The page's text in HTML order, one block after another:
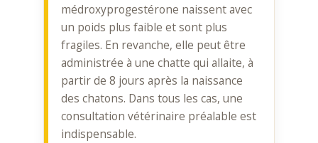
médroxyprogestérone naissent avec
un poids plus faible et sont plus
fragiles. En revanche, elle peut être
administrée à une chatte qui allaite, à
partir de 8 jours après la naissance
des chatons. Dans tous les cas, une
consultation vétérinaire préalable est
indispensable.